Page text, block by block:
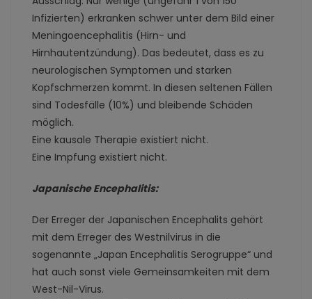
Infizierten) erkranken schwer unter dem Bild einer
Meningoencephalitis (Hirn- und
Hirnhautentzündung). Das bedeutet, dass es zu
neurologischen Symptomen und starken
Kopfschmerzen kommt. In diesen seltenen Fällen
sind Todesfälle (10%) und bleibende Schäden
möglich.
Eine kausale Therapie existiert nicht.
Eine Impfung existiert nicht.
Japanische Encephalitis:
Der Erreger der Japanischen Encephalits gehört
mit dem Erreger des Westnilvirus in die
sogenannte „Japan Encephalitis Serogruppe“ und
hat auch sonst viele Gemeinsamkeiten mit dem
West-Nil-Virus.